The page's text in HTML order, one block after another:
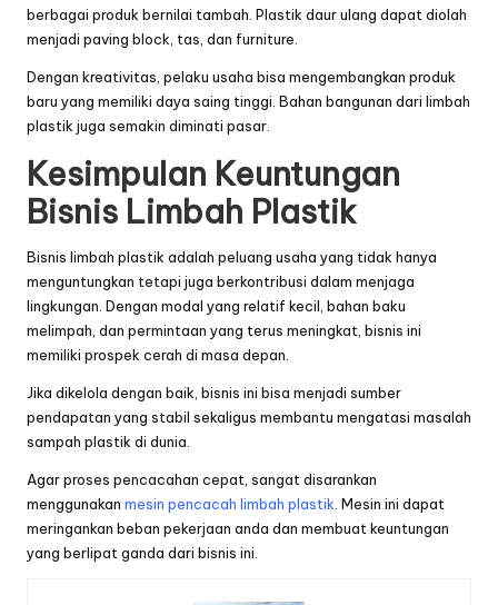
berbagai produk bernilai tambah. Plastik daur ulang dapat diolah
menjadi paving block, tas, dan furniture.
Dengan kreativitas, pelaku usaha bisa mengembangkan produk
baru yang memiliki daya saing tinggi. Bahan bangunan dari limbah
plastik juga semakin diminati pasar.
Kesimpulan Keuntungan
Bisnis Limbah Plastik
Bisnis limbah plastik adalah peluang usaha yang tidak hanya
menguntungkan tetapi juga berkontribusi dalam menjaga
lingkungan. Dengan modal yang relatif kecil, bahan baku
melimpah, dan permintaan yang terus meningkat, bisnis ini
memiliki prospek cerah di masa depan.
Jika dikelola dengan baik, bisnis ini bisa menjadi sumber
pendapatan yang stabil sekaligus membantu mengatasi masalah
sampah plastik di dunia.
Agar proses pencacahan cepat, sangat disarankan
menggunakan mesin pencacah limbah plastik . Mesin ini dapat
meringankan beban pekerjaan anda dan membuat keuntungan
yang berlipat ganda dari bisnis ini.